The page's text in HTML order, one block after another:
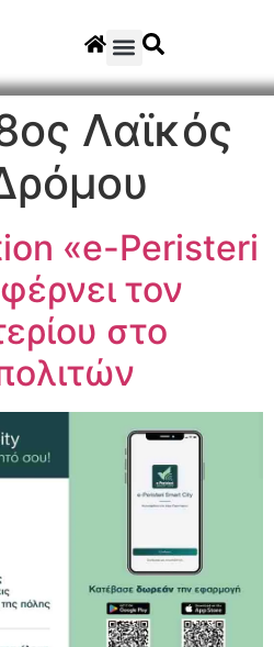
Λαϊκός
«e-Peristeri
τον
στο